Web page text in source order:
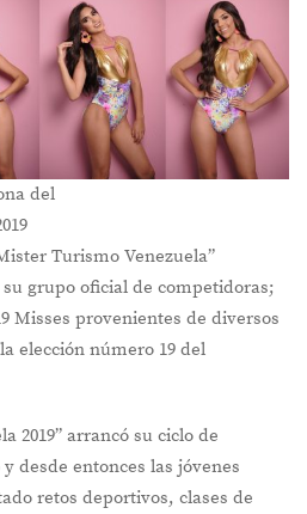
del
Turismo Venezuela”
grupo oficial de competidoras;
Misses provenientes de diversos
elección número 19 del
2019” arrancó su ciclo de
desde entonces las jóvenes
retos deportivos, clases de